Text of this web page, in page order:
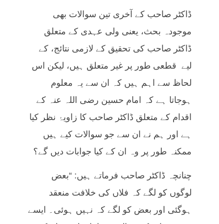
ڈاکٹر صاحب کے آخری تین سوالات بھی
موجودہ بحث، یعنی ولی عہدی کے متعلق
ڈاکٹر صاحب کی تحقیق کے لازمی نتائج، کے
لیے قطعی طور پر غیر متعلق ہیں، لیکن اس
لحاظ سے اہم ہیں کہ ان سے یہ معلوم
ہوجاتا ہے کہ امام حسین رضی اللہ عنہ کے
اقدام کے متعلق ڈاکٹر صاحب کا زاویۂ نظر کیا
ہے اور ہم نے ان سے جو سوالات کیے ہیں
ممکنہ طور پر وہ ان کے کیا جوابات دیں گے؟
چنانچہ ڈاکٹر صاحب فرماتے ہیں: “بعض
لوگوں کو لگے کہ فلاں کی خلافت منعقد
ہوگئی اور بعض کو لگے کہ نہیں ہوئی۔ ایسے